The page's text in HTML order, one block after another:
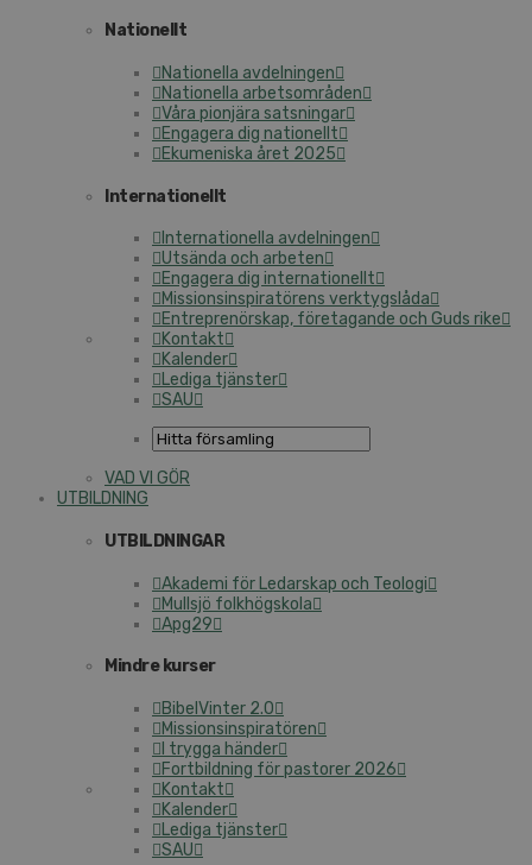
Nationellt
Nationella avdelningen
Nationella arbetsområden
Våra pionjära satsningar
Engagera dig nationellt
Ekumeniska året 2025
Internationellt
Internationella avdelningen
Utsända och arbeten
Engagera dig internationellt
Missionsinspiratörens verktygslåda
Entreprenörskap, företagande och Guds rike
Kontakt
Kalender
Lediga tjänster
SAU
VAD VI GÖR
UTBILDNING
UTBILDNINGAR
Akademi för Ledarskap och Teologi
Mullsjö folkhögskola
Apg29
Mindre kurser
BibelVinter 2.0
Missionsinspiratören
I trygga händer
Fortbildning för pastorer 2026
Kontakt
Kalender
Lediga tjänster
SAU